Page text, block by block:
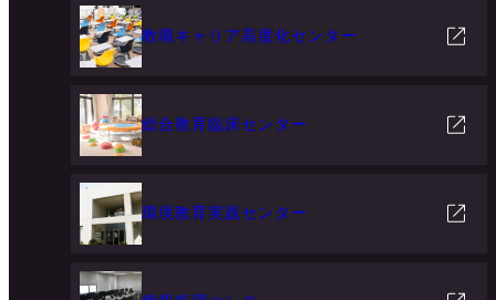
教職キャリア高度化センター
総合教育臨床センター
環境教育実践センター